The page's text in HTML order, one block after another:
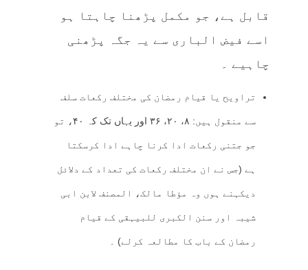
قابل ہے، جو مکمل پڑھنا چاہتا ہو
اسے فیض الباری سے یہ جگہ پڑھنی
چاہیے ۔
تراویح یا قیام رمضان کی مختلف رکعات سلف
سے منقول ہیں: ۸، ۲۰، ۳۶ اور یہاں تک کہ ۴۰، تو
جو جتنی رکعات ادا کرنا چاہے ادا کرسکتا
ہے (جس نے ان مختلف رکعات کی تعداد کے دلائل
دیکہنے ہوں وہ مؤطا مالک، المصنف لابن ابی
شیبہ اور سنن الکبری للبیہقی کے قیام
رمضان کے باب کا مطالعہ کرلے) ۔